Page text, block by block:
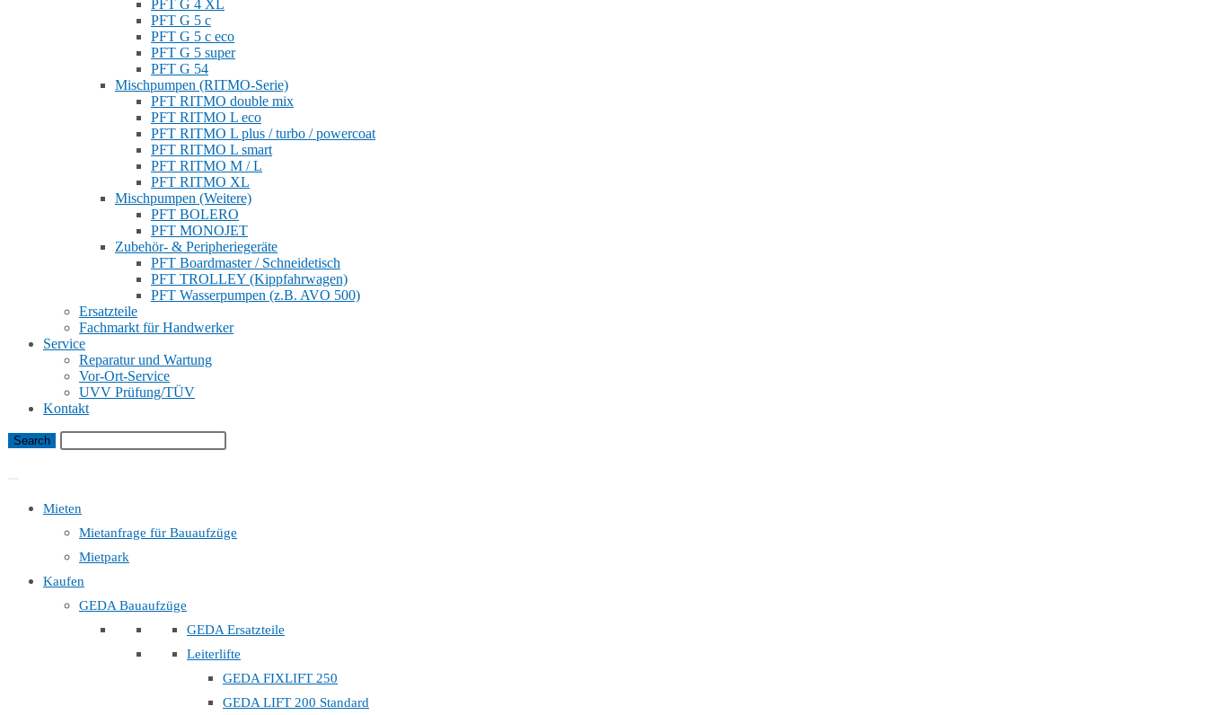
PFT G 4 XL
PFT G 5 c
PFT G 5 c eco
PFT G 5 super
PFT G 54
Mischpumpen (RITMO-Serie)
PFT RITMO double mix
PFT RITMO L eco
PFT RITMO L plus / turbo / powercoat
PFT RITMO L smart
PFT RITMO M / L
PFT RITMO XL
Mischpumpen (Weitere)
PFT BOLERO
PFT MONOJET
Zubehör- & Peripheriegeräte
PFT Boardmaster / Schneidetisch
PFT TROLLEY (Kippfahrwagen)
PFT Wasserpumpen (z.B. AVO 500)
Ersatzteile
Fachmarkt für Handwerker
Service
Reparatur und Wartung
Vor-Ort-Service
UVV Prüfung/TÜV
Kontakt
Mieten
Mietanfrage für Bauaufzüge
Mietpark
Kaufen
GEDA Bauaufzüge
GEDA Ersatzteile
Leiterlifte
GEDA FIXLIFT 250
GEDA LIFT 200 Standard